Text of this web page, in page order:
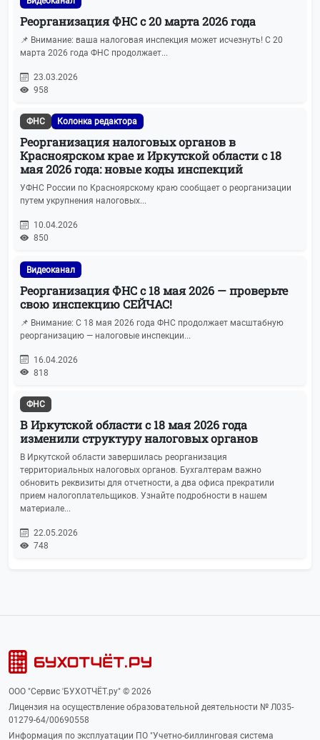
Реорганизация ФНС с 20 марта 2026 года
📌 Внимание: ваша налоговая инспекция может исчезнуть! С 20
марта 2026 года ФНС продолжает...
23.03.2026
958
ФНС Колонка редактора
Реорганизация налоговых органов в
Красноярском крае и Иркутской области с 18
мая 2026 года: новые коды инспекций
УФНС России по Красноярскому краю сообщает о реорганизации
путем укрупнения налоговых...
10.04.2026
850
Видеоканал
Реорганизация ФНС с 18 мая 2026 — проверьте
свою инспекцию СЕЙЧАС!
📌 Внимание: С 18 мая 2026 года ФНС продолжает масштабную
реорганизацию — налоговые инспекции...
16.04.2026
818
ФНС
В Иркутской области с 18 мая 2026 года
изменили структуру налоговых органов
В Иркутской области завершилась реорганизация
территориальных налоговых органов. Бухгалтерам важно
обновить реквизиты для отчетности, а два офиса прекратили
прием налогоплательщиков. Узнайте подробности в нашем
материале...
22.05.2026
748
ООО "Сервис 'БУХОТЧЁТ.ру" © 2026
Лицензия на осуществление образовательной деятельности № Л035-
01279-64/00690558
Информация по эксплуатации ПО "Учетно-биллинговая система